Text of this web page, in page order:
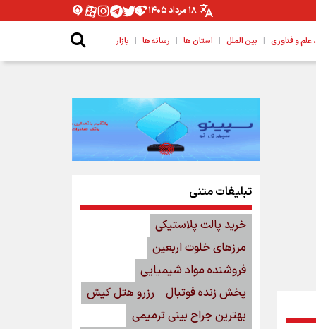
۱۸ مرداد ۱۴۰۵
و فناوری | بین الملل | استان ها | رسانه ها | بازار
تبلیغات متنی
خرید پالت پلاستیکی
مرزهای خلوت اربعین
فروشنده مواد شیمیایی
پخش زنده فوتبال
رزرو هتل کیش
بهترین جراح بینی ترمیمی